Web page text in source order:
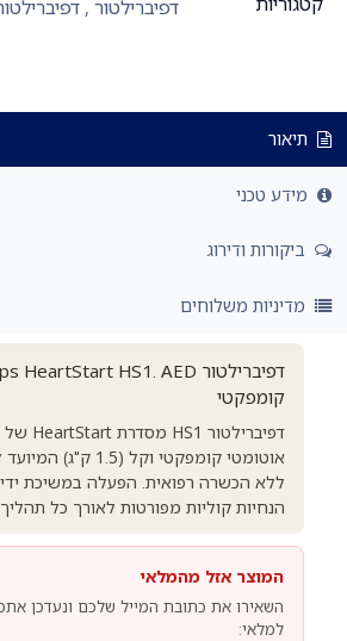
דפיברילטור,
תיאור
מידע טכני
ביקורות ודירוג
מדיניות משלוחים
קומפקטי
אוטומטי קומפקטי וקל
ללא הכשרה רפואית. הפעלה במשיכת
הנחיות קוליות מפורטות לאורך כל
המוצר אזל מהמלאי
השאירו את כתובת המייל שלכם ונעדכן
למלאי: